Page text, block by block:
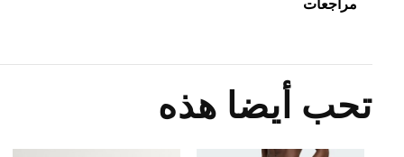
مراجعات
تحب أيضا هذه